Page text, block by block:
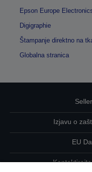
Epson Europe
Digigraphie
Štampanje direktno na
Globalna stranica
Izjavu o
EU